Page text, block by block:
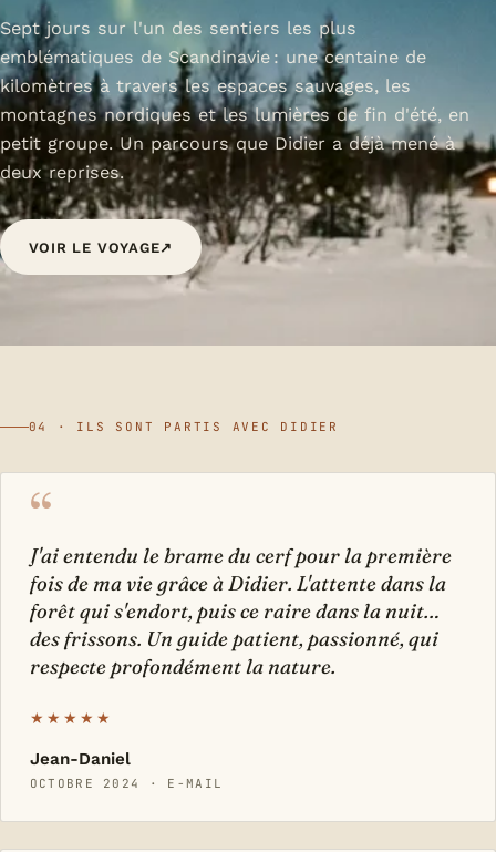
Sept jours sur l'un des sentiers les plus
emblématiques de Scandinavie : une centaine de
kilomètres à travers les espaces sauvages, les
montagnes nordiques et les lumières de fin d'été, en
petit groupe. Un parcours que Didier a déjà mené à
deux reprises.
VOIR LE VOYAGE↗
04 · ILS SONT PARTIS AVEC DIDIER
“
J'ai entendu le brame du cerf pour la première
fois de ma vie grâce à Didier. L'attente dans la
forêt qui s'endort, puis ce raire dans la nuit…
des frissons. Un guide patient, passionné, qui
respecte profondément la nature.
★★★★★
Jean-Daniel
OCTOBRE 2024 · E-MAIL